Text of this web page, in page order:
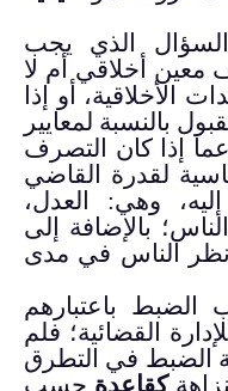
الذي يجب
أخلاقي أم لا
الأخلاقية، أو إذا
بالنسبة لمعايير
إذا كان التصرف
لقدرة القاضي
وهي: العدل،
بالإضافة إلى
الناس في مدى
باعتبارهم
القضائية؛ فلم
الضبط في التطرق